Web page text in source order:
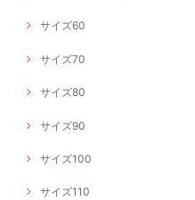
サイズ60
サイズ70
サイズ80
サイズ90
サイズ100
サイズ110